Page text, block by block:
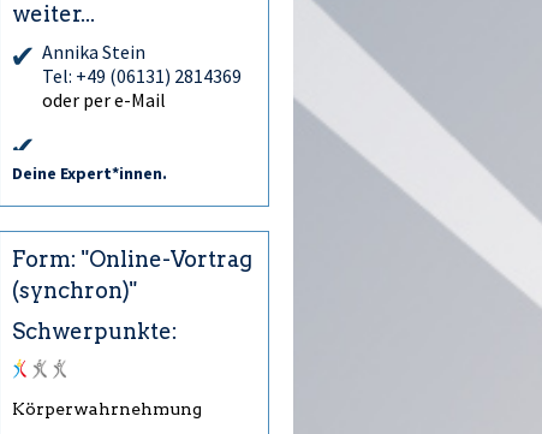
weiter...
Annika Stein
Tel: +49 (06131) 2814369
oder per e-Mail
Deine Expert*innen.
Form: "Online-Vortrag
(synchron)"
Schwerpunkte:
Körperwahrnehmung